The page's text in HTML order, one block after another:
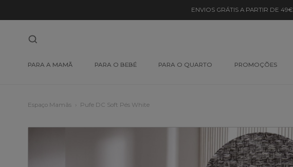
ENVIOS GRÁTIS A PARTIR DE 49€
PARA A MAMÃ PARA O BEBÉ PARA O QUARTO PROMOÇÕES
Espaço Mamãs Pufe DC Soft Pés White